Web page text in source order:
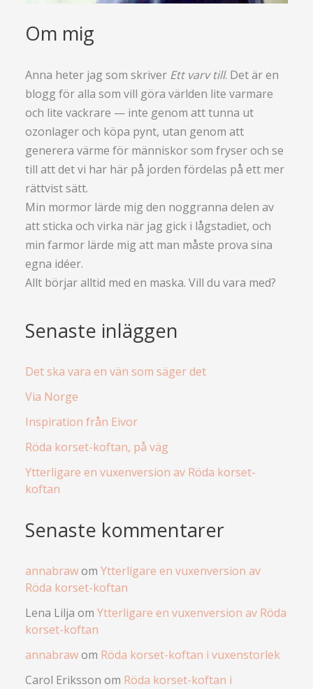
Om mig
Anna heter jag som skriver Ett varv till. Det är en
blogg för alla som vill göra världen lite varmare
och lite vackrare — inte genom att tunna ut
ozonlager och köpa pynt, utan genom att
generera värme för människor som fryser och se
till att det vi har här på jorden fördelas på ett mer
rättvist sätt.
Min mormor lärde mig den noggranna delen av
att sticka och virka när jag gick i lågstadiet, och
min farmor lärde mig att man måste prova sina
egna idéer.
Allt börjar alltid med en maska. Vill du vara med?
Senaste inläggen
Det ska vara en vän som säger det
Via Norge
Inspiration från Eivor
Röda korset-koftan, på väg
Ytterligare en vuxenversion av Röda korset-
koftan
Senaste kommentarer
annabrawom Ytterligare en vuxenversion av
Röda korset-koftan
Lena Lilja om Ytterligare en vuxenversion av Röda
korset-koftan
annabrawom Röda korset-koftan i vuxenstorlek
Carol Eriksson om Röda korset-koftan i